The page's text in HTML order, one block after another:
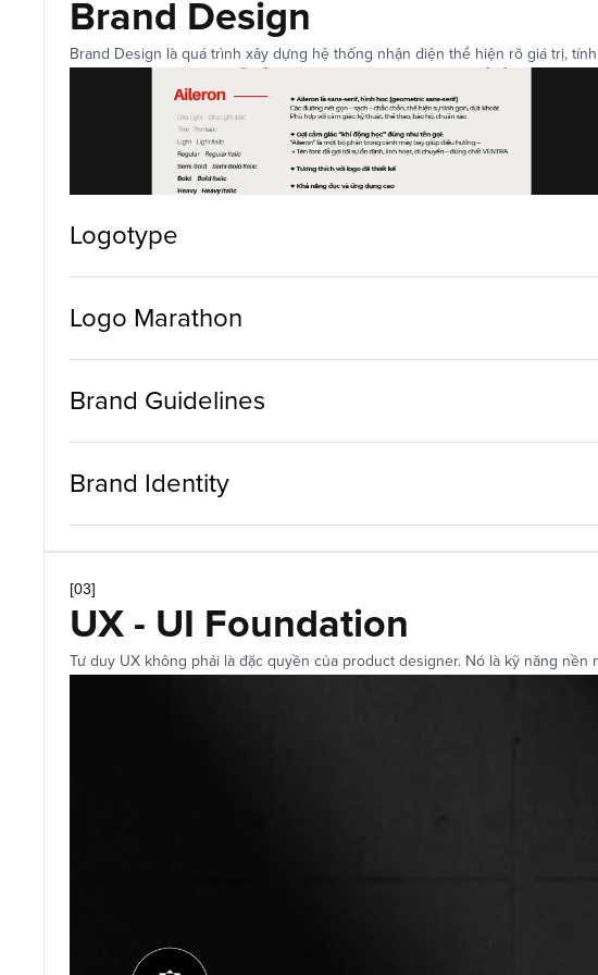
Brand Design
Brand Design là quá trình xây dựng hệ thống nhận diện thể hiện rõ giá trị,
Logotype
Logo Marathon
Brand Guidelines
Brand Identity
[03]
UX - UI Foundation
Tư duy UX không phải là đặc quyền của product designer. Nó là kỹ năng